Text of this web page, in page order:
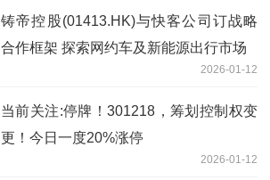
铸帝控股(01413.HK)与快客公司订战略
合作框架 探索网约车及新能源出行市场
2026-01-12
当前关注:停牌！301218，筹划控制权变
更！今日一度20%涨停
2026-01-12